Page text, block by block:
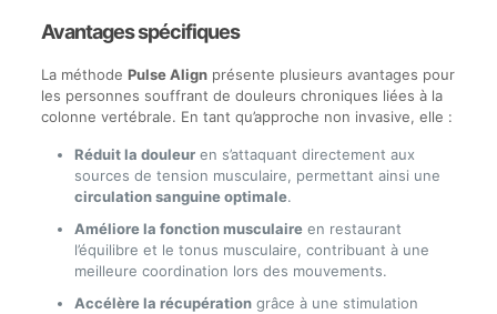
Avantages spécifiques
La méthode Pulse Alignprésente plusieurs avantages pour
les personnes souffrant de douleurs chroniques liées à la
colonne vertébrale. En tant qu’approche non invasive, elle :
Réduit la douleuren s’attaquant directement aux
sources de tension musculaire, permettant ainsi une
circulation sanguine optimale.
Améliore la fonction musculaireen restaurant
l’équilibre et le tonus musculaire, contribuant à une
meilleure coordination lors des mouvements.
Accélère la récupérationgrâce à une stimulation